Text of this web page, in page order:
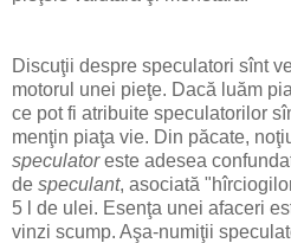
Discuţii despre speculatori sînt
motorul unei pieţe. Dacă luăm
ce pot fi atribuite speculatorilor
menţin piaţa vie. Din păcate,
speculatoreste adesea
de speculant, asociată
5 l de ulei. Esenţa unei afaceri
vinzi scump. Aşa-numiţii